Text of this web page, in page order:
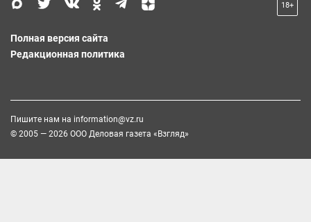
18+
Полная версия сайта
Редакционная политика
Пишите нам на information@vz.ru
© 2005 — 2026 ООО Деловая газета «Взгляд»